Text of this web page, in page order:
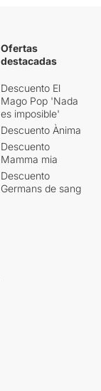
Ofertas
destacadas
Descuento El
Mago Pop 'Nada
es imposible'
Descuento Ànima
Descuento
Mamma mia
Descuento
Germans de sang